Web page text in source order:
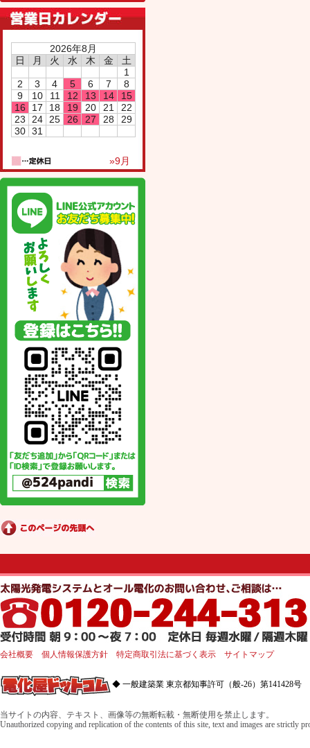
2026年8月
日
月 火 水 木 金
土
1
2
3 4 5 6 7
8
9
10 11 12 13 14
15
16
17 18 19 20 21
22
23
24 25 26 27 28
29
30 31
»9月
会社概要 個人情報保護方針 特定商取引法に基づく表示 サイトマップ
◆ 一般建築業 東京都知事許可（般-26）第141428
当サイトの内容、テキスト、画像等の無断転載・無断使用を禁止します。
Unauthorized copying and replication of the contents of this site, text and images are strictly